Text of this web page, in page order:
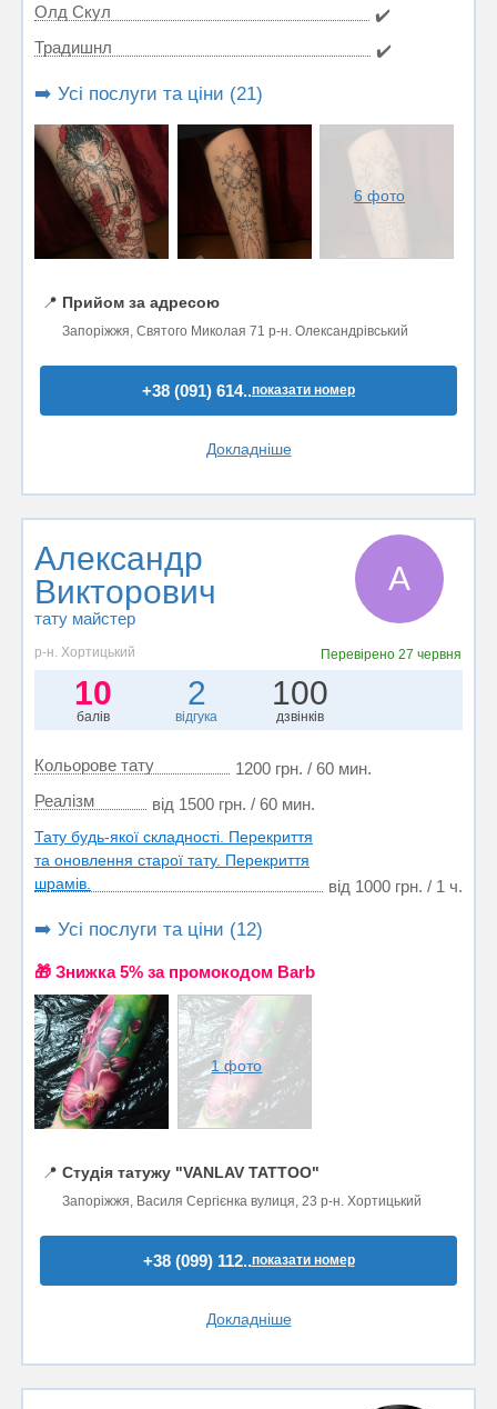
Олд Скул
✔️
Традишнл
✔️
➡️ Усі послуги та ціни (21)
6 фото
📍 Прийом за адресою
Запоріжжя, Святого Миколая 71 р-н. Олександрівський
+38 (091) 614..показати номер
Докладніше
Александр
Викторович
тату майстер
А
р-н. Хортицький Перевірено27 червня
10
балів
2
відгука
100
дзвінків
Кольорове тату
1200 грн. / 60 мин.
Реалізм
від 1500 грн. / 60 мин.
Тату будь-якої складності. Перекриття
та оновлення старої тату. Перекриття
шрамів.
від 1000 грн. / 1 ч.
➡️ Усі послуги та ціни (12)
🎁 Знижка 5% за промокодом Barb
1 фото
📍 Студія татужу "VANLAV TATTOO"
Запоріжжя, Василя Сергієнка вулиця, 23 р-н. Хортицький
+38 (099) 112..показати номер
Докладніше